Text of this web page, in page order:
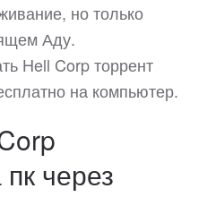
но только
Аду.
Hell Corp торрент
на компьютер.
через